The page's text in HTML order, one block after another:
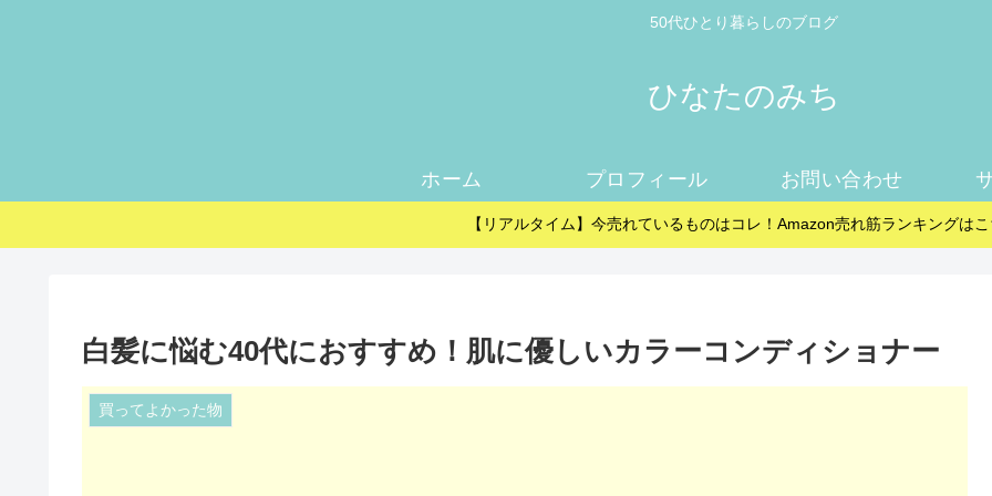
50代ひとり暮らしのブログ
ひなたのみち
ホーム プロフィール お問い合わせ
【リアルタイム】今売れているものはコレ！Amazon売れ筋ランキングはこ
白髪に悩む40代におすすめ！肌に優しいカラーコンディショナー
買ってよかった物